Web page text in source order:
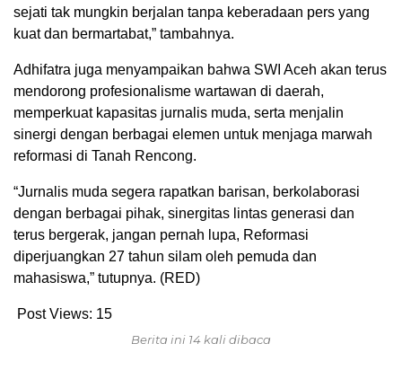
sejati tak mungkin berjalan tanpa keberadaan pers yang
kuat dan bermartabat,” tambahnya.
Adhifatra juga menyampaikan bahwa SWI Aceh akan terus
mendorong profesionalisme wartawan di daerah,
memperkuat kapasitas jurnalis muda, serta menjalin
sinergi dengan berbagai elemen untuk menjaga marwah
reformasi di Tanah Rencong.
“Jurnalis muda segera rapatkan barisan, berkolaborasi
dengan berbagai pihak, sinergitas lintas generasi dan
terus bergerak, jangan pernah lupa, Reformasi
diperjuangkan 27 tahun silam oleh pemuda dan
mahasiswa,” tutupnya. (RED)
Post Views: 15
Berita ini 14 kali dibaca